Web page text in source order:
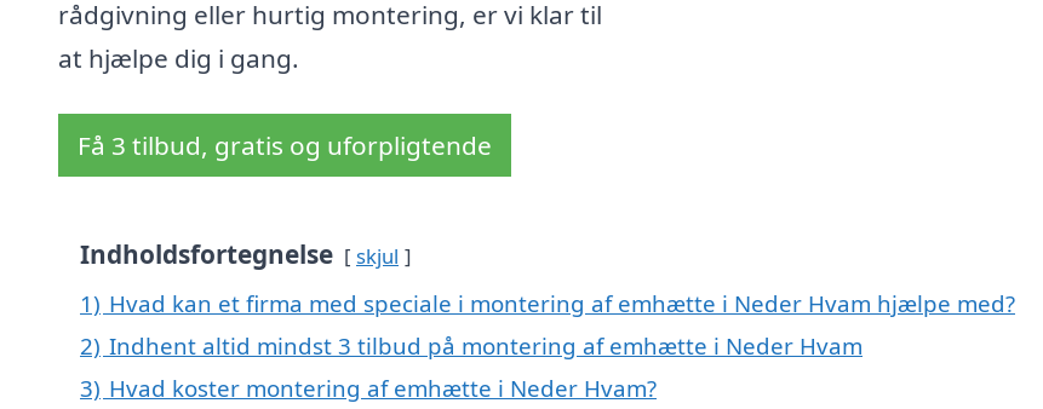
rådgivning eller hurtig montering, er vi klar til
at hjælpe dig i gang.
Få 3 tilbud, gratis og uforpligtende
Indholdsfortegnelse skjul
1) Hvad kan et firma med speciale i montering af emhætte i Neder Hvam hjælpe med?
2) Indhent altid mindst 3 tilbud på montering af emhætte i Neder Hvam
3) Hvad koster montering af emhætte i Neder Hvam?